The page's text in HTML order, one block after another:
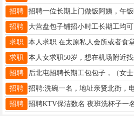
招聘
招聘
求职
求职
招聘
招聘 招聘:洗碗一名，地址亲贤北街，
招聘